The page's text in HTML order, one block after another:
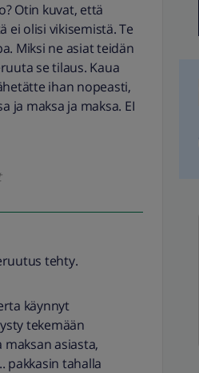
Otin kuvat, että
ei olisi vikisemistä. Te
Miksi ne asiat teidän
se tilaus. Kaua
ihan nopeasti,
ja maksa ja maksa. EI
tehty.
käynnyt
tekemään
maksan asiasta,
pakkasin tahalla